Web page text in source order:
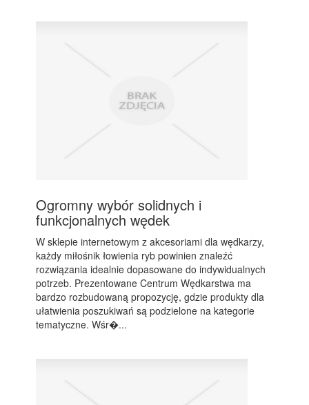
Ogromny wybór solidnych i
funkcjonalnych wędek
W sklepie internetowym z akcesoriami dla wędkarzy,
każdy miłośnik łowienia ryb powinien znaleźć
rozwiązania idealnie dopasowane do indywidualnych
potrzeb. Prezentowane Centrum Wędkarstwa ma
bardzo rozbudowaną propozycję, gdzie produkty dla
ułatwienia poszukiwań są podzielone na kategorie
tematyczne. Wśr�...